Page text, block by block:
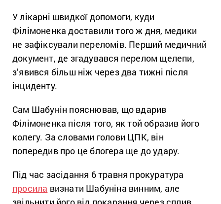
У лікарні швидкої допомоги, куди
Філімоненка доставили того ж дня, медики
не зафіксували переломів. Перший медичний
документ, де згадувався перелом щелепи,
з’явився більш ніж через два тижні після
інциденту.
Сам Шабунін пояснював, що вдарив
Філімоненка після того, як той образив його
колегу. За словами голови ЦПК, він
попередив про це блогера ще до удару.
Під час засідання 6 травня прокуратура
просила визнати Шабуніна винним, але